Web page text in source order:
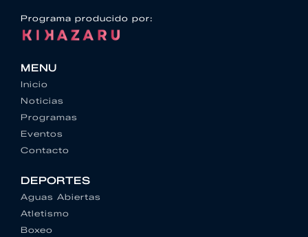
Programa producido por:
MENU
Inicio
Noticias
Programas
Eventos
Contacto
DEPORTES
Aguas Abiertas
Atletismo
Boxeo